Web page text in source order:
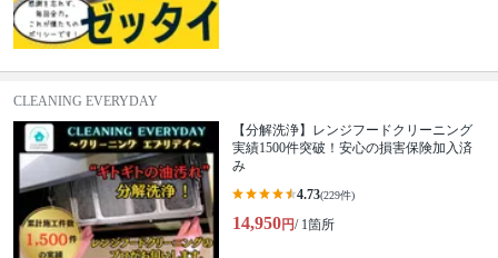
CLEANING EVERYDAY
【分解洗浄】レンジフードクリーニング
実績1500件突破！安心の損害保険加入済
み
4.73(229件)
14,950円/ 1箇所